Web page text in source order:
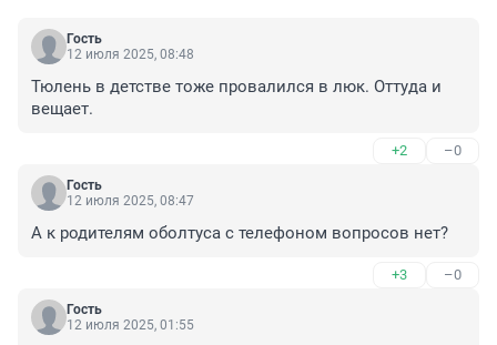
Гость
12 июля 2025, 08:48
Тюлень в детстве тоже провалился в люк. Оттуда и
вещает.
+2 –0
Гость
12 июля 2025, 08:47
А к родителям оболтуса с телефоном вопросов нет?
+3 –0
Гость
12 июля 2025, 01:55